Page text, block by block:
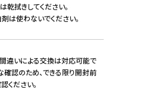
乾拭きしてください。
は使わないでください。
違いによる交換は対応可能で
確認のため、できる限り開封前
ください。